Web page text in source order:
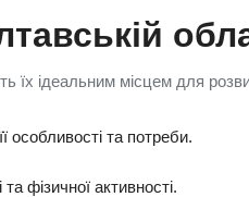
їх ідеальним місцем для
особливості та потреби.
фізичної активності.